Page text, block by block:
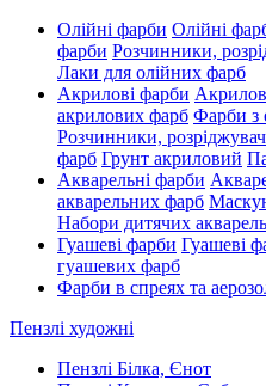
Олійні фарби Олійні
фарби Розчинники,
Лаки для олійних фарб
Акрилові фарби
акрилових фарб Фарби з
Розчинники,
фарб Грунт акриловий
Акварельні фарби
акварельних фарб
Набори дитячих
Гуашеві фарби Гуашеві
гуашевих фарб
Фарби в спреях та
Пензлі художні
Пензлі Білка, Єнот